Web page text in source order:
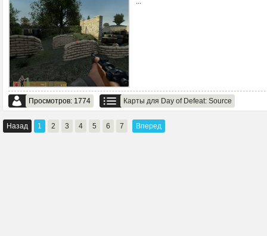
Просмотров: 1774 Карты для Day of Defeat: Source
Назад 1 2 3 4 5 6 7 Вперед